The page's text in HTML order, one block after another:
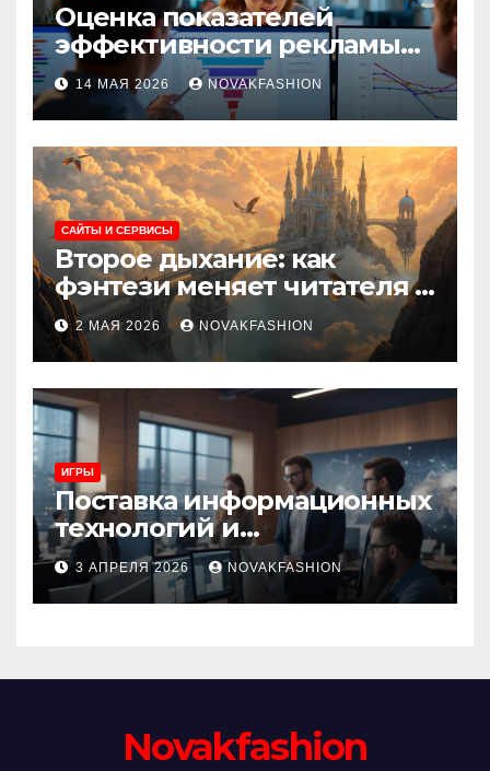
Оценка показателей
эффективности рекламы
при атрибуции
множественных точек
касания
14 МАЯ 2026 NOVAKFASHION
САЙТЫ И СЕРВИСЫ
Второе дыхание: как
фэнтези меняет читателя и
культуру
2 МАЯ 2026 NOVAKFASHION
ИГРЫ
Поставка информационных
технологий и
инновационные решения
3 АПРЕЛЯ 2026 NOVAKFASHION
Novakfashion